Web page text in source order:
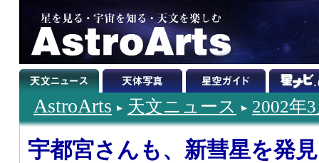
AstroArts 天文ニュース 2002年
宇都宮さんも、新彗星を発見